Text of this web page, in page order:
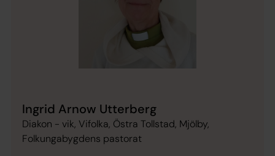
Ingrid Arnow Utterberg
Diakon - vik, Vifolka, Östra Tollstad, Mjölby,
Folkungabygdens pastorat